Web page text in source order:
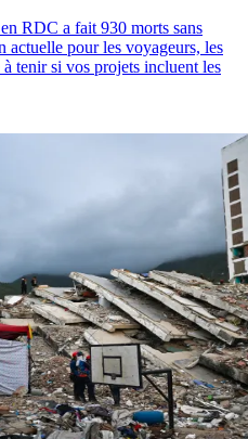
RDC a fait 930 morts sans
pour les voyageurs, les
tenir si vos projets incluent les